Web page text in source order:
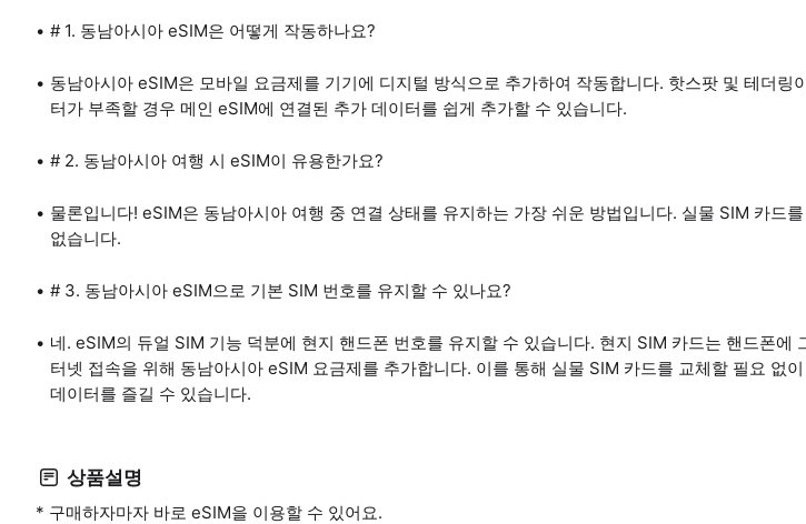
# 1. 동남아시아 eSIM은 어떻게 작동하나요?
동남아시아 eSIM은 모바일 요금제를 기기에 디지털 방식으로 추가하여 작동합니다. 핫스팟 및 테더링
터가 부족할 경우 메인 eSIM에 연결된 추가 데이터를 쉽게 추가할 수 있습니다.
# 2. 동남아시아 여행 시 eSIM이 유용한가요?
물론입니다! eSIM은 동남아시아 여행 중 연결 상태를 유지하는 가장 쉬운 방법입니다. 실물 SIM 카드
없습니다.
# 3. 동남아시아 eSIM으로 기본 SIM 번호를 유지할 수 있나요?
네. eSIM의 듀얼 SIM 기능 덕분에 현지 핸드폰 번호를 유지할 수 있습니다. 현지 SIM 카드는 핸드폰에
터넷 접속을 위해 동남아시아 eSIM 요금제를 추가합니다. 이를 통해 실물 SIM 카드를 교체할 필요 없
데이터를 즐길 수 있습니다.
상품설명
* 구매하자마자 바로 eSIM을 이용할 수 있어요.